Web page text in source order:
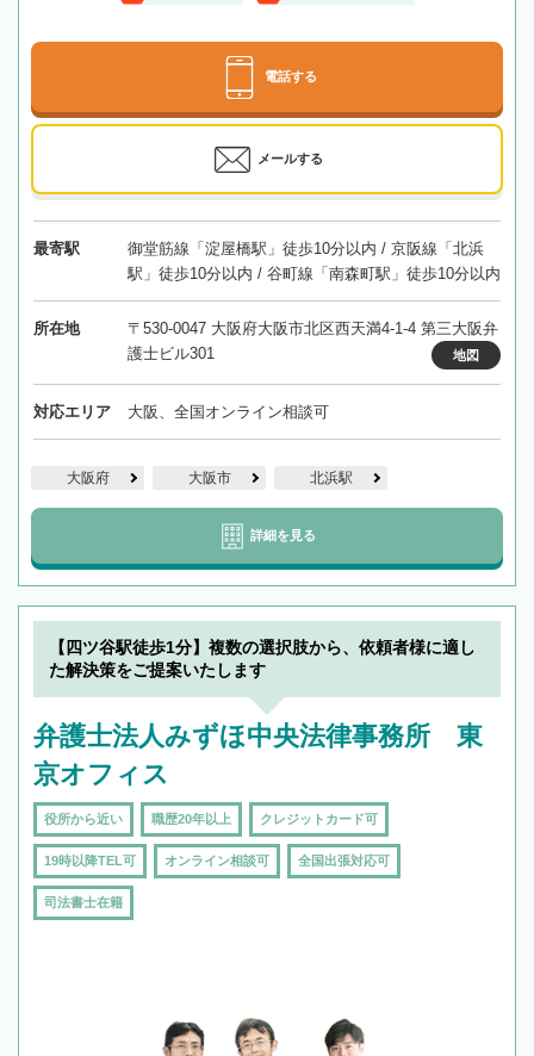
電話する
メールする
最寄駅
御堂筋線「淀屋橋駅」徒歩10分以内 / 京阪線「北浜
駅」徒歩10分以内 / 谷町線「南森町駅」徒歩10分以内
所在地
〒530-0047 大阪府大阪市北区西天満4-1-4 第三大阪弁
護士ビル301
地図
対応エリア 大阪、全国オンライン相談可
大阪府 大阪市 北浜駅
詳細を見る
【四ツ谷駅徒歩1分】複数の選択肢から、依頼者様に適し
た解決策をご提案いたします
弁護士法人みずほ中央法律事務所 東
京オフィス
役所から近い 職歴20年以上 クレジットカード可
19時以降TEL可 オンライン相談可 全国出張対応可
司法書士在籍